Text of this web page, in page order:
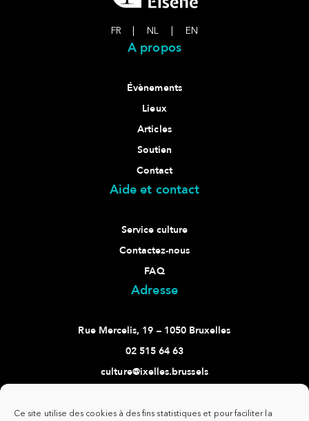
Ce site utilise des cookies à des fins statistiques et pour faciliter la
FR NL EN
A propos
Évènements
Lieux
Articles
Soutien
Contact
Aide et contact
Service culture
Contactez-nous
FAQ
Adresse
Rue Mercelis, 19 – 1050 Bruxelles
02 515 64 63
culture@ixelles.brussels